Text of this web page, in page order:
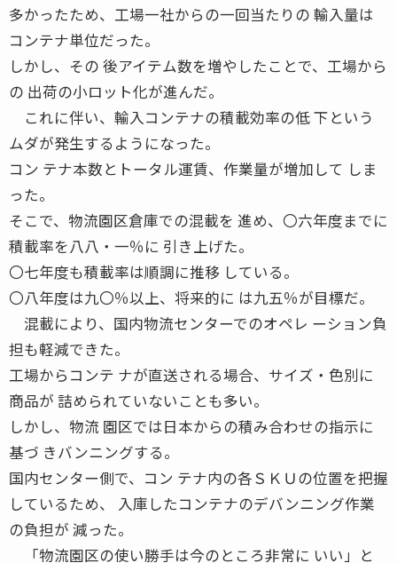
多かったため、工場一社からの一回当たりの 輸入量は
コンテナ単位だった。
しかし、その 後アイテム数を増やしたことで、工場から
の 出荷の小ロット化が進んだ。
これに伴い、輸入コンテナの積載効率の低 下という
ムダが発生するようになった。
コン テナ本数とトータル運賃、作業量が増加して しま
った。
そこで、物流園区倉庫での混載を 進め、〇六年度までに
積載率を八八・一％に 引き上げた。
〇七年度も積載率は順調に推移 している。
〇八年度は九〇％以上、将来的に は九五％が目標だ。
混載により、国内物流センターでのオペレ ーション負
担も軽減できた。
工場からコンテ ナが直送される場合、サイズ・色別に
商品が 詰められていないことも多い。
しかし、物流 園区では日本からの積み合わせの指示に
基づ きバンニングする。
国内センター側で、コン テナ内の各ＳＫＵの位置を把握
しているため、 入庫したコンテナのデバンニング作業
の負担が 減った。
「物流園区の使い勝手は今のところ非常に いい」と